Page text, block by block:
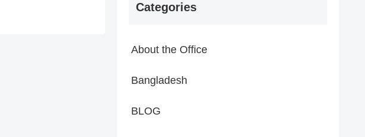
Categories
About the Office
Bangladesh
BLOG